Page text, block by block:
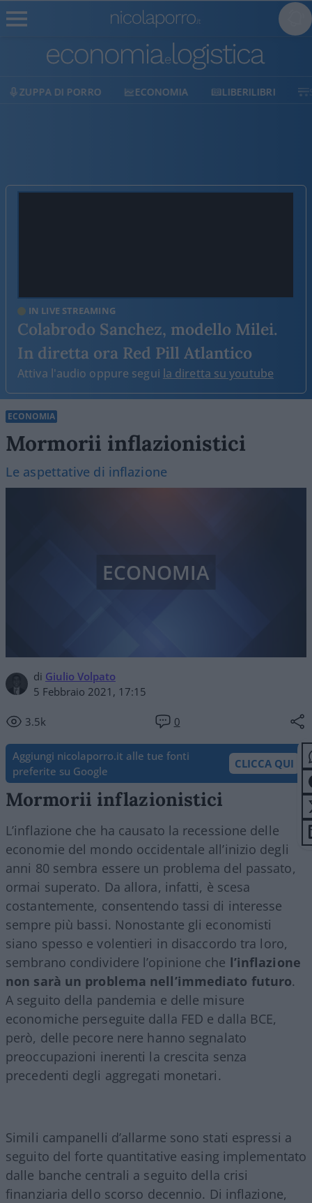
DI PORRO ECONOMIA LIBERILIBRI SHOP
IN LIVE STREAMING
Colabrodo Sanchez, modello Milei.
In diretta ora Red Pill Atlantico
Attiva l'audio oppure segui la diretta su youtube
ECONOMIA
Mormorii inflazionistici
Le aspettative di inflazione
di Giulio Volpato
5 Febbraio 2021, 17:15
3.5k 0
ECONOMIA
Aggiungi nicolaporro.it alle tue fonti
preferite su Google
CLICCA QUI
Mormorii inflazionistici
L’inflazione che ha causato la recessione delle
economie del mondo occidentale all’inizio degli
anni 80 sembra essere un problema del passato,
ormai superato. Da allora, infatti, è scesa
costantemente, consentendo tassi di interesse
sempre più bassi. Nonostante gli economisti
siano spesso e volentieri in disaccordo tra loro,
sembrano condividere l’opinione che l’inflazione
non sarà un problema nell’immediato futuro.
A seguito della pandemia e delle misure
economiche perseguite dalla FED e dalla BCE,
però, delle pecore nere hanno segnalato
preoccupazioni inerenti la crescita senza
precedenti degli aggregati monetari.
Simili campanelli d’allarme sono stati espressi a
seguito del forte quantitative easing implementato
dalle banche centrali a seguito della crisi
finanziaria dello scorso decennio. Di inflazione,